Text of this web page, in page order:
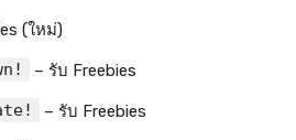
(ใหม่)
– รับ Freebies
– รับ Freebies